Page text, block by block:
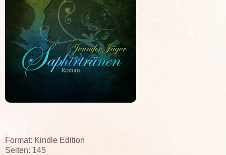
Format: Kindle Edition
Seiten: 145